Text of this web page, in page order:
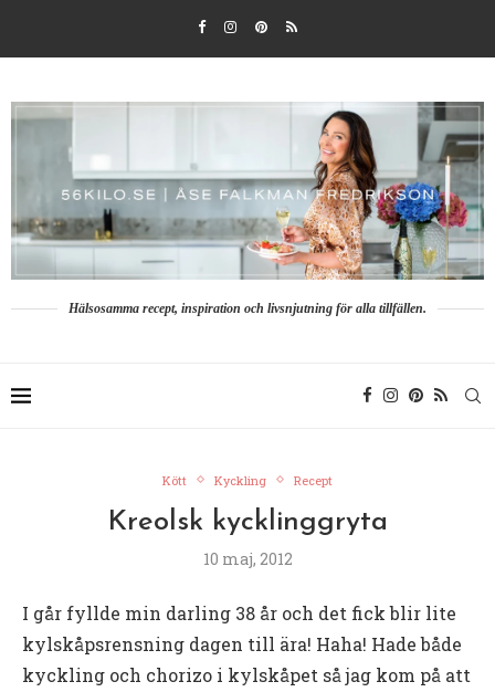
Hälsosamma recept, inspiration och livsnjutning för alla tillfällen.
Kött Kyckling Recept
Kreolsk kycklinggryta
10 maj, 2012
I går fyllde min darling 38 år och det fick blir lite
kylskåpsrensning dagen till ära! Haha! Hade både
kyckling och chorizo i kylskåpet så jag kom på att